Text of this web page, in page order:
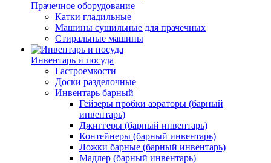
Прачечное оборудование
Катки гладильные
Машины сушильные для прачечных
Стиральные машины
Инвентарь и посуда
Гастроемкости
Доски разделочные
Инвентарь барный
Гейзеры пробки аэраторы (барный
инвентарь)
Джиггеры (барный инвентарь)
Контейнеры (барный инвентарь)
Ложки барные (барный инвентарь)
Мадлер (барный инвентарь)